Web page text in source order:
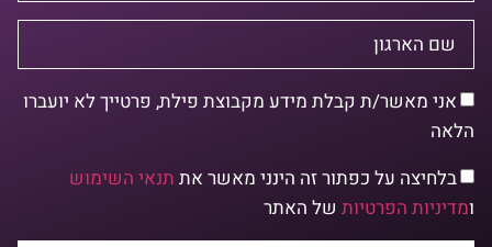
אני מאשר/ת קבלת מידע מקבוצת פילת, פרטייך לא יועברו
הלאה
בלחיצה על כפתור זה הינני מאשר את תנאי השימוש
ומדיניות הפרטיות של האתר